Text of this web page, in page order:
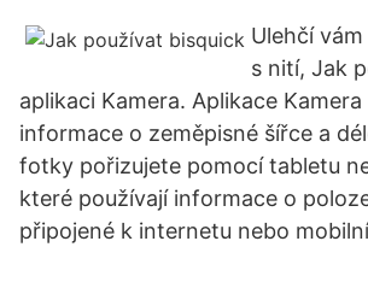
Ulehčí
s nití, Jak
aplikaci Kamera. Aplikace
informace o zeměpisné šířce a
fotky pořizujete pomocí tabletu
které používají informace o
připojené k internetu nebo